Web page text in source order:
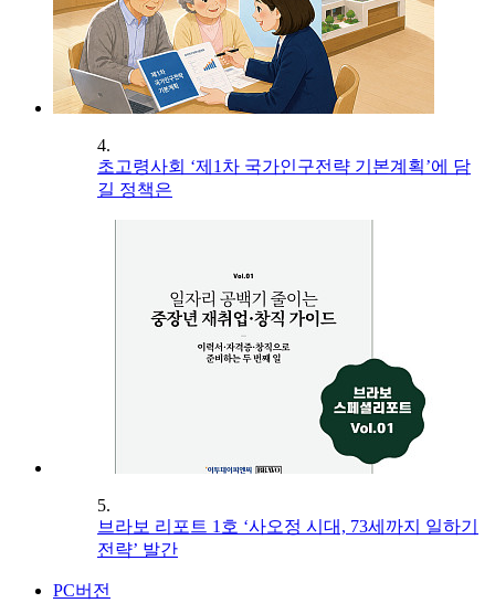
4.
초고령사회 ‘제1차 국가인구전략 기본계획’에 담
길 정책은
5.
브라보 리포트 1호 ‘사오정 시대, 73세까지 일하기
전략’ 발간
PC버전